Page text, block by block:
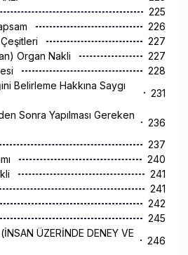
225
226
227
Organ Nakli
227
228
Belirleme Hakkına Saygı
231
Sonra Yapılması Gereken
236
237
240
241
241
242
245
ÜZERİNDE DENEY VE
246